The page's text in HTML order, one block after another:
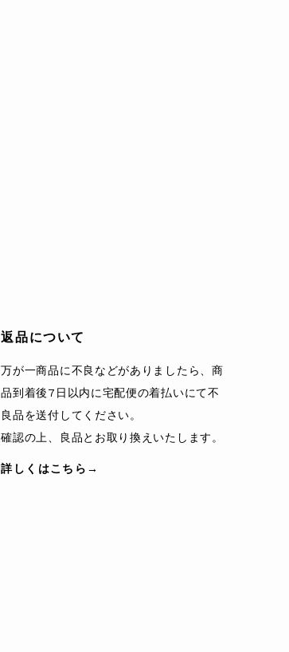
返品について
万が一商品に不良などがありましたら、商
品到着後7日以内に宅配便の着払いにて不
良品を送付してください。
確認の上、良品とお取り換えいたします。
詳しくはこちら→